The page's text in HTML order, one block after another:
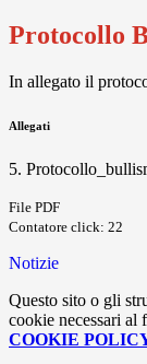
Protocollo
In allegato il
Allegati
5.
File PDF
Contatore click: 22
Notizie
Questo sito o gli
cookie necessari al
COOKIE